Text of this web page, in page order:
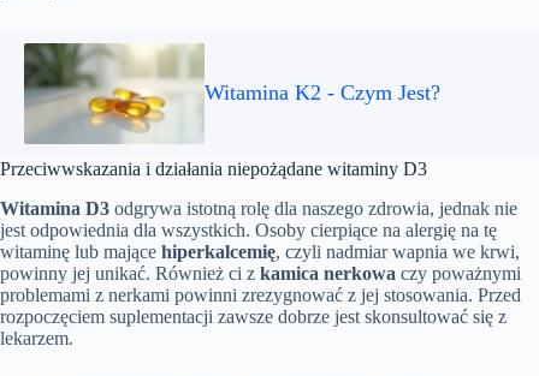
Witamina K2 - Czym Jest?
Przeciwwskazania i działania niepożądane witaminy D3
Witamina D3 odgrywa istotną rolę dla naszego zdrowia, jednak nie
jest odpowiednia dla wszystkich. Osoby cierpiące na alergię na tę
witaminę lub mające hiperkalcemię, czyli nadmiar wapnia we krwi,
powinny jej unikać. Również ci z kamica nerkowa czy poważnymi
problemami z nerkami powinni zrezygnować z jej stosowania. Przed
rozpoczęciem suplementacji zawsze dobrze jest skonsultować się z
lekarzem.